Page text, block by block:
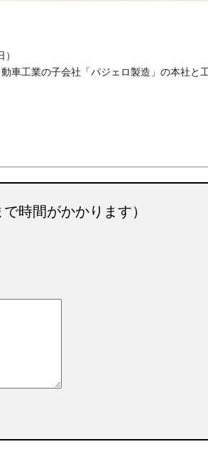
車工業の子会社「パジェロ製造」の本社
時間がかかります）